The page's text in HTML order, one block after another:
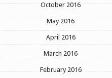
October 2016
May 2016
April 2016
March 2016
February 2016